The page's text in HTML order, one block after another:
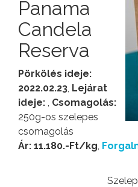
Panama
Candela
Reserva
Pörkölés ideje:
2022.02.23, Lejárat
ideje: , Csomagolás:
250g-os szelepes
csomagolás
Ár: 11.180.-Ft/kg,